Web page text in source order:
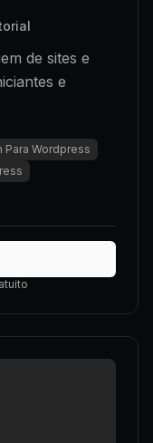
de sites e
e
Wordpress